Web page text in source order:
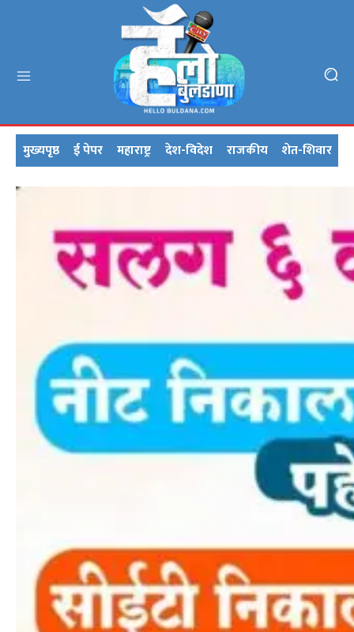
मुख्यपृष्ठ ई पेपर महाराष्ट्र देश-विदेश राजकीय शेत-शिवार